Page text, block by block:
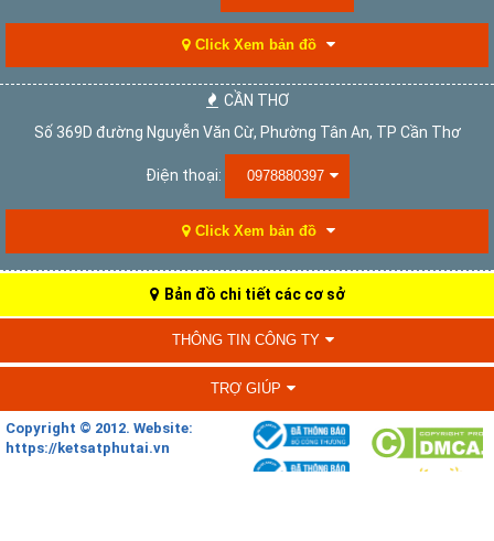
Click Xem bản đồ
CẦN THƠ
Số 369D đường Nguyễn Văn Cừ, Phường Tân An, TP Cần Thơ
Điện thoại: 0978880397
Click Xem bản đồ
Bản đồ chi tiết các cơ sở
THÔNG TIN CÔNG TY
TRỢ GIÚP
Copyright © 2012. Website:
https://ketsatphutai.vn